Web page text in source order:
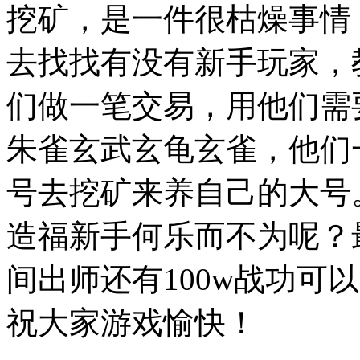
挖矿，是一件很枯燥事
去找找有没有新手玩家
们做一笔交易，用他们
朱雀玄武玄龟玄雀，他
号去挖矿来养自己的大
造福新手何乐而不为呢
间出师还有100w战功可
祝大家游戏愉快！